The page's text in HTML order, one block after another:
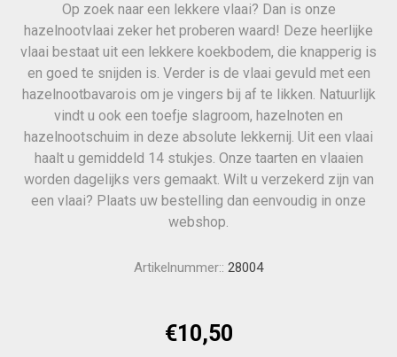
Op zoek naar een lekkere vlaai? Dan is onze
hazelnootvlaai zeker het proberen waard! Deze heerlijke
vlaai bestaat uit een lekkere koekbodem, die knapperig is
en goed te snijden is. Verder is de vlaai gevuld met een
hazelnootbavarois om je vingers bij af te likken. Natuurlijk
vindt u ook een toefje slagroom, hazelnoten en
hazelnootschuim in deze absolute lekkernij. Uit een vlaai
haalt u gemiddeld 14 stukjes. Onze taarten en vlaaien
worden dagelijks vers gemaakt. Wilt u verzekerd zijn van
een vlaai? Plaats uw bestelling dan eenvoudig in onze
webshop.
Artikelnummer:: 28004
€10,50